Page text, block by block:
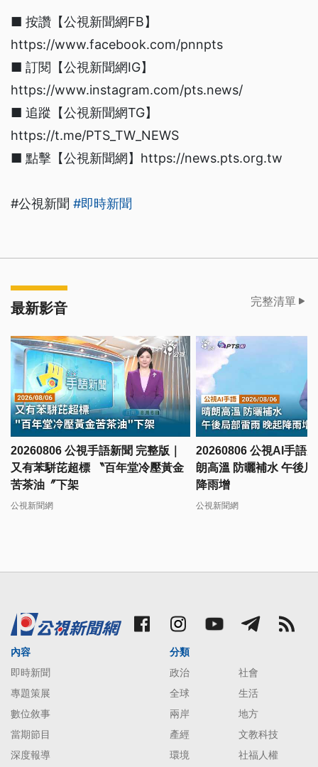
■ 按讚【公視新聞網FB】
https://www.facebook.com/pnnpts
■ 訂閱【公視新聞網IG】
https://www.instagram.com/pts.news/
■ 追蹤【公視新聞網TG】
https://t.me/PTS_TW_NEWS
■ 點擊【公視新聞網】https://news.pts.org.tw
#公視新聞 #即時新聞
最新影音 完整清單
20260806 公視手語新聞 完整版｜
又有苯駢芘超標 〝百年堂冷壓黃金
苦茶油〞下架
公視新聞網
20260806 公視AI手語
朗高溫 防曬補水 午後
降雨增
公視新聞網
內容
即時新聞
專題策展
數位敘事
當期節目
深度報導
分類
政治
社會
全球
生活
兩岸
地方
產經
文教科技
環境
社福人權